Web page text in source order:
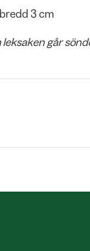
3 cm
går